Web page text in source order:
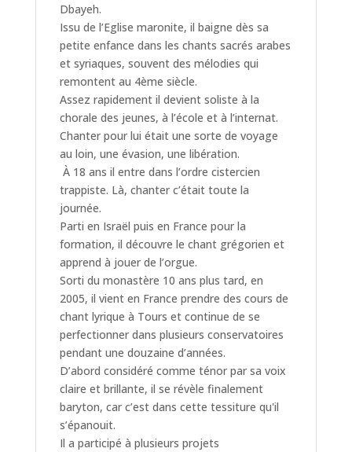
Dbayeh.
Issu de l’Eglise maronite, il baigne dès sa
petite enfance dans les chants sacrés arabes
et syriaques, souvent des mélodies qui
remontent au 4ème siècle.
Assez rapidement il devient soliste à la
chorale des jeunes, à l’école et à l’internat.
Chanter pour lui était une sorte de voyage
au loin, une évasion, une libération.
À 18 ans il entre dans l’ordre cistercien
trappiste. Là, chanter c’était toute la
journée.
Parti en Israël puis en France pour la
formation, il découvre le chant grégorien et
apprend à jouer de l’orgue.
Sorti du monastère 10 ans plus tard, en
2005, il vient en France prendre des cours de
chant lyrique à Tours et continue de se
perfectionner dans plusieurs conservatoires
pendant une douzaine d’années.
D’abord considéré comme ténor par sa voix
claire et brillante, il se révèle finalement
baryton, car c’est dans cette tessiture qu'il
s’épanouit.
Il a participé à plusieurs projets